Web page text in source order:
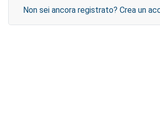
Non sei ancora registrato? Crea un